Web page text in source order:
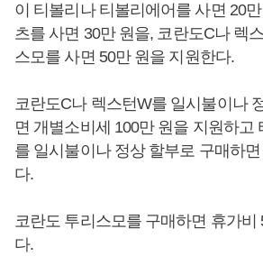
이 티볼리나 티볼리에어를 사면 20
츠를 사면 30만 원을, 코란도C나 렉
스모를 사면 50만 원을 지원한다.
코란도C나 렉스턴W를 일시불이나
면 개별소비세 100만 원을 지원하고
를 일시불이나 정상 할부로 구매하
다.
코란도 투리스모를 구매하면 휴가비
다.